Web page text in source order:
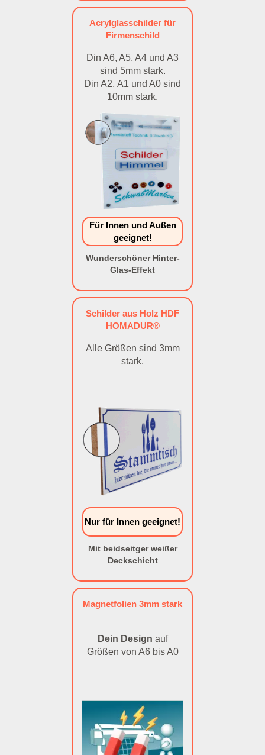
Acrylglasschilder für
Firmenschild
Din A6, A5, A4 und A3
sind 5mm stark.
Din A2, A1 und A0 sind
10mm stark.
Für Innen und Außen
geeignet!
Wunderschöner Hinter-
Glas-Effekt
Schilder aus Holz HDF
HOMADUR®
Alle Größen sind 3mm
stark.
Nur für Innen geeignet!
Mit beidseitger weißer
Deckschicht
Magnetfolien 3mm stark
Dein Design auf
Größen von A6 bis A0